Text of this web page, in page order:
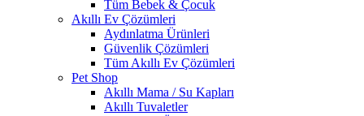
Tüm Bebek & Çocuk
Akıllı Ev Çözümleri
Aydınlatma Ürünleri
Güvenlik Çözümleri
Tüm Akıllı Ev Çözümleri
Pet Shop
Akıllı Mama / Su Kapları
Akıllı Tuvaletler